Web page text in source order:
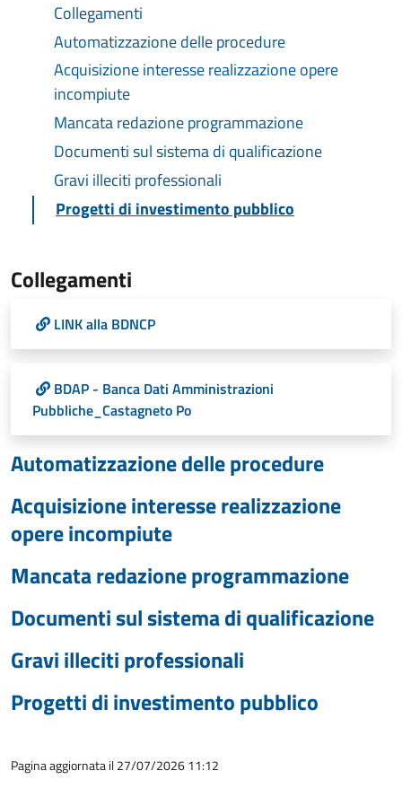
Collegamenti
Automatizzazione delle procedure
Acquisizione interesse realizzazione opere
incompiute
Mancata redazione programmazione
Documenti sul sistema di qualificazione
Gravi illeciti professionali
Progetti di investimento pubblico
Collegamenti
LINK alla BDNCP
BDAP - Banca Dati Amministrazioni
Pubbliche_Castagneto Po
Automatizzazione delle procedure
Acquisizione interesse realizzazione
opere incompiute
Mancata redazione programmazione
Documenti sul sistema di qualificazione
Gravi illeciti professionali
Progetti di investimento pubblico
Pagina aggiornata il 27/07/2026 11:12